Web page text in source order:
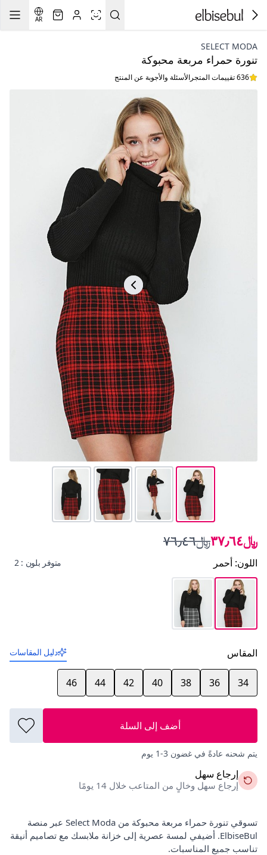
AR
SELECT MODA
تنورة حمراء مربعة محبوكة
636 تقييمات المتجر الأسئلة والأجوبة عن المنتج
﷼٣٧٫٦٤ ﷼٧٦٫٤٦
اللون: أحمر متوفر بلون : 2
المقاس دليل المقاسات
34
36
38
40
42
44
46
أضف إلى السلة
يتم شحنه عادةً في غضون 3-1 يوم
إرجاع سهل
إرجاع سهل وخالٍ من المتاعب خلال 14 يومًا
تسوقي تنورة حمراء مربعة محبوكة من Select Moda عبر منصة
ElbiseBul. أضيفي لمسة عصرية إلى خزانة ملابسك مع تصاميم أنيقة
تناسب جميع المناسبات.